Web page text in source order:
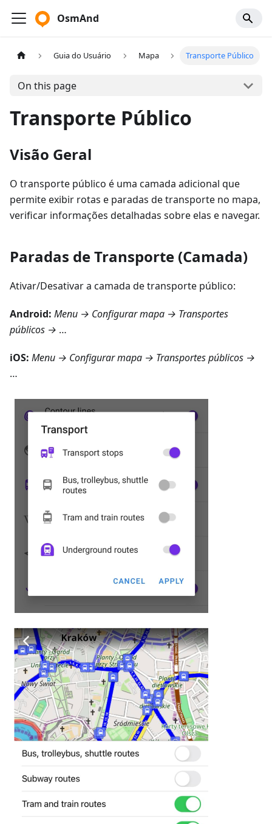
OsmAnd
Guia do Usuário Mapa Transporte Público
On this page
Transporte Público
Visão Geral
O transporte público é uma camada adicional que
permite exibir rotas e paradas de transporte no mapa,
verificar informações detalhadas sobre elas e navegar.
Paradas de Transporte (Camada)
Ativar/Desativar a camada de transporte público:
Android: Menu → Configurar mapa → Transportes
públicos → …
iOS: Menu → Configurar mapa → Transportes públicos →
…